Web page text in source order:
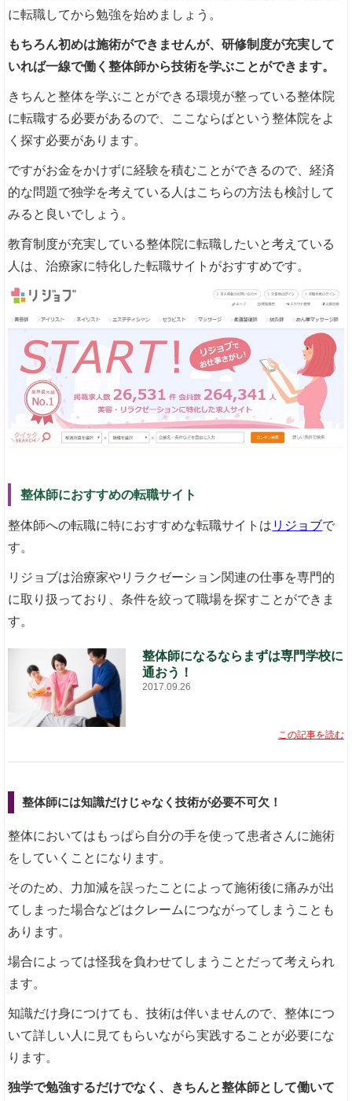
に転職してから勉強を始めましょう。
もちろん初めは施術ができませんが、研修制度が充実して
いれば一線で働く整体師から技術を学ぶことができます。
きちんと整体を学ぶことができる環境が整っている整体院
に転職する必要があるので、ここならばという整体院をよ
く探す必要があります。
ですがお金をかけずに経験を積むことができるので、経済
的な問題で独学を考えている人はこちらの方法も検討して
みると良いでしょう。
教育制度が充実している整体院に転職したいと考えている
人は、治療家に特化した転職サイトがおすすめです。
整体師におすすめの転職サイト
整体師への転職に特におすすめな転職サイトは リジョブで
す。
リジョブは治療家やリラクゼーション関連の仕事を専門的
に取り扱っており、条件を絞って職場を探すことができま
す。
整体師になるならまずは専門学校に
通おう！
2017.09.26
この記事を読む
整体師には知識だけじゃなく技術が必要不可欠！
整体においてはもっぱら自分の手を使って患者さんに施術
をしていくことになります。
そのため、力加減を誤ったことによって施術後に痛みが出
てしまった場合などはクレームにつながってしまうことも
あります。
場合によっては怪我を負わせてしまうことだって考えられ
ます。
知識だけ身につけても、技術は伴いませんので、整体につ
いて詳しい人に見てもらいながら実践することが必要にな
ります。
独学で勉強するだけでなく、きちんと整体師として働いて